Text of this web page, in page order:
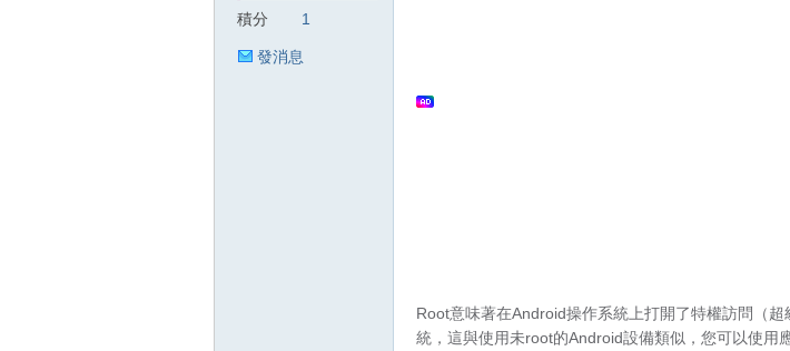
積分 1
發消息
Root意味著在Android操作系統上打開了特權訪問（
統，這與使用未root的Android設備類似，您可以使用